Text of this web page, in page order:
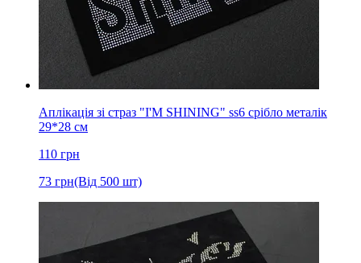
Аплікація зі страз "I'M SHINING" ss6 срібло металік
29*28 см
110 грн
73 грн(Від 500 шт)